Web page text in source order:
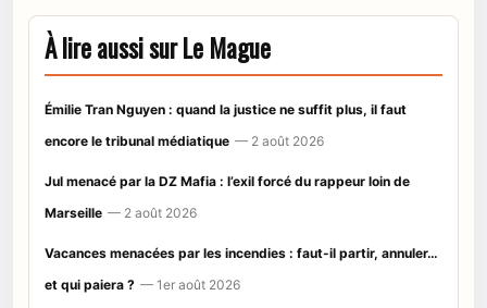
À lire aussi sur Le Mague
Émilie Tran Nguyen : quand la justice ne suffit plus, il faut
encore le tribunal médiatique — 2 août 2026
Jul menacé par la DZ Mafia : l’exil forcé du rappeur loin de
Marseille — 2 août 2026
Vacances menacées par les incendies : faut-il partir, annuler…
et qui paiera ? — 1er août 2026